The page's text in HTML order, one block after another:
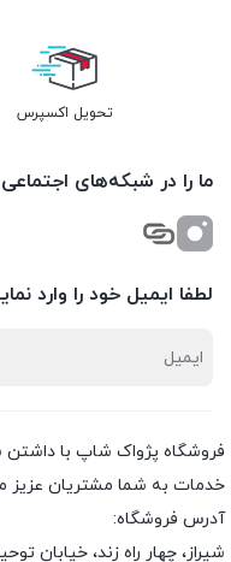
تحویل اکسپرس
ما را در شبکه‌های
لطفا ایمیل خود را وارد
خدمات به شما مشتریان عزیز
آدرس فروشگاه:
شیراز، چهار راه زند،